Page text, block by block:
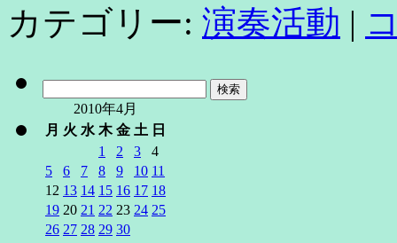
カテゴリー: 演奏活動 |
2010年4月
月 火 水 木 金 土 日
1
2 3
4
5
6 7 8 9 10 11
12 13 14 15 16 17 18
19 20 21 22 23 24 25
26 27 28 29 30